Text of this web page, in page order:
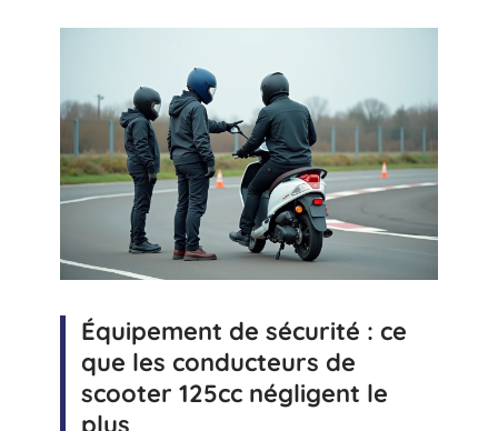
Équipement de sécurité : ce
que les conducteurs de
scooter 125cc négligent le
plus